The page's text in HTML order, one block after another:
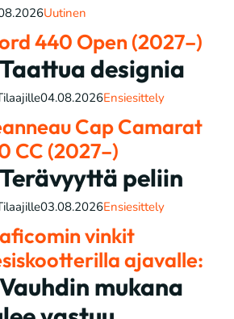
Uutinen
440 Open (2027–)
designia
04.08.2026Ensiesittely
Cap Camarat
CC (2027–)
peliin
03.08.2026Ensiesittely
vinkit
ajavalle:
mukana